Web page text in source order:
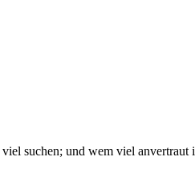
suchen; und wem viel